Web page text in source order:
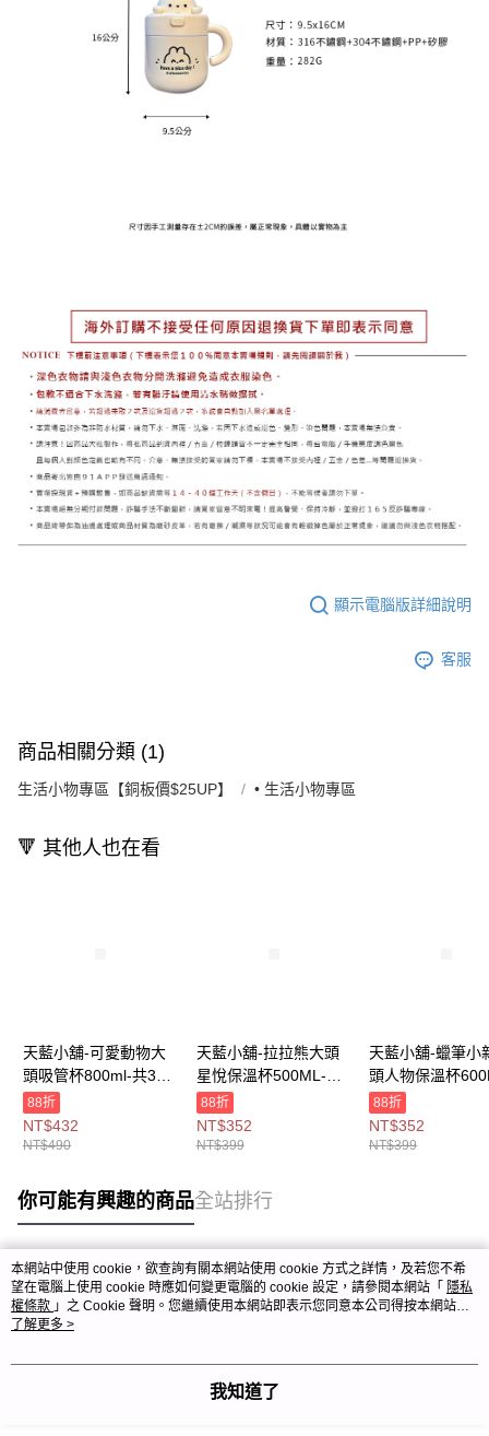
顯示電腦版詳細說明
客服
商品相關分類 (1)
生活小物專區【銅板價$25UP】 • 生活小物專區
🔻 其他人也在看
天藍小舖-可愛動物大
頭吸管杯800ml-共3
色-$490【A11115889
】
88折
NT$432
NT$490
天藍小舖-拉拉熊大頭
星悅保溫杯500ML-共3
色-$399【A11115991
】
88折
NT$352
NT$399
天藍小舖-蠟筆小
頭人物保溫杯
共6
色-$399【
】
88折
NT$352
NT$399
你可能有興趣的商品全站排行
熱門標籤
本網站中使用 cookie，欲查詢有關本網站使用 cookie 方式之詳情，及若您不希
望在電腦上使用 cookie 時應如何變更電腦的 cookie 設定，請參閱本網站「 隱私
權條款 」之 Cookie 聲明。您繼續使用本網站即表示您同意本公司得按本網站使
用條款之 Cookie 聲明使用 cookie。
了解更多 >
我知道了